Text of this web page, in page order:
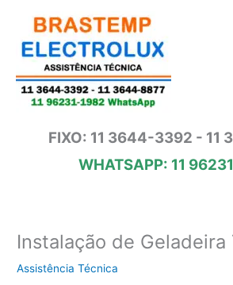
conteúdo
FIXO: 11 3644-3392 - 11
WHATSAPP: 11
Instalação de Geladeira
Assistência Técnica